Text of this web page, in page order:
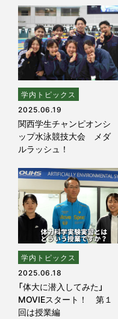
学内トピックス
2025.06.19
関西学生チャンピオンシ
ップ水泳競技大会 メダ
ルラッシュ！
学内トピックス
2025.06.18
「体大に潜入してみた」
MOVIEスタート！ 第１
回は授業編